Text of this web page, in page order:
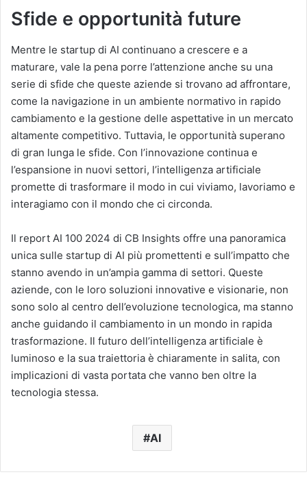
Sfide e opportunità future
Mentre le startup di AI continuano a crescere e a
maturare, vale la pena porre l’attenzione anche su una
serie di sfide che queste aziende si trovano ad affrontare,
come la navigazione in un ambiente normativo in rapido
cambiamento e la gestione delle aspettative in un mercato
altamente competitivo. Tuttavia, le opportunità superano
di gran lunga le sfide. Con l’innovazione continua e
l’espansione in nuovi settori, l’intelligenza artificiale
promette di trasformare il modo in cui viviamo, lavoriamo e
interagiamo con il mondo che ci circonda.
Il report AI 100 2024 di CB Insights offre una panoramica
unica sulle startup di AI più promettenti e sull’impatto che
stanno avendo in un’ampia gamma di settori. Queste
aziende, con le loro soluzioni innovative e visionarie, non
sono solo al centro dell’evoluzione tecnologica, ma stanno
anche guidando il cambiamento in un mondo in rapida
trasformazione. Il futuro dell’intelligenza artificiale è
luminoso e la sua traiettoria è chiaramente in salita, con
implicazioni di vasta portata che vanno ben oltre la
tecnologia stessa.
AI